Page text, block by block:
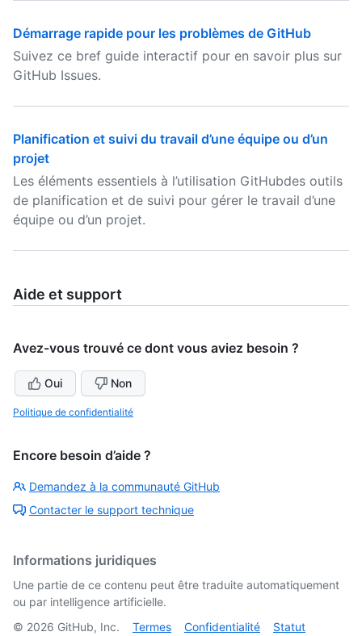
Démarrage rapide pour les problèmes de GitHub
Suivez ce bref guide interactif pour en savoir plus sur
GitHub Issues.
Planification et suivi du travail d’une équipe ou d’un
projet
Les éléments essentiels à l’utilisation GitHubdes outils
de planification et de suivi pour gérer le travail d’une
équipe ou d’un projet.
Aide et support
Avez-vous trouvé ce dont vous aviez besoin ?
Oui Non
Politique de confidentialité
Encore besoin d’aide ?
Demandez à la communauté GitHub
Contacter le support technique
Informations juridiques
Une partie de ce contenu peut être traduite automatiquement
ou par intelligence artificielle.
© 2026 GitHub, Inc. Termes Confidentialité Statut